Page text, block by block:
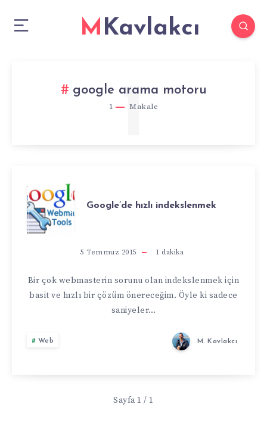
MKavlakcı
google arama motoru
1 Makale
1
GOOGLE’DE
HIZLI
INDEKSLENMEK
Google’de hızlı indekslenmek
5 Temmuz 2015 1 dakika
Bir çok webmasterin sorunu olan indekslenmek için
basit ve hızlı bir çözüm önereceğim. Öyle ki sadece
saniyeler…
Web M. Kavlakcı
Sayfa 1 / 1